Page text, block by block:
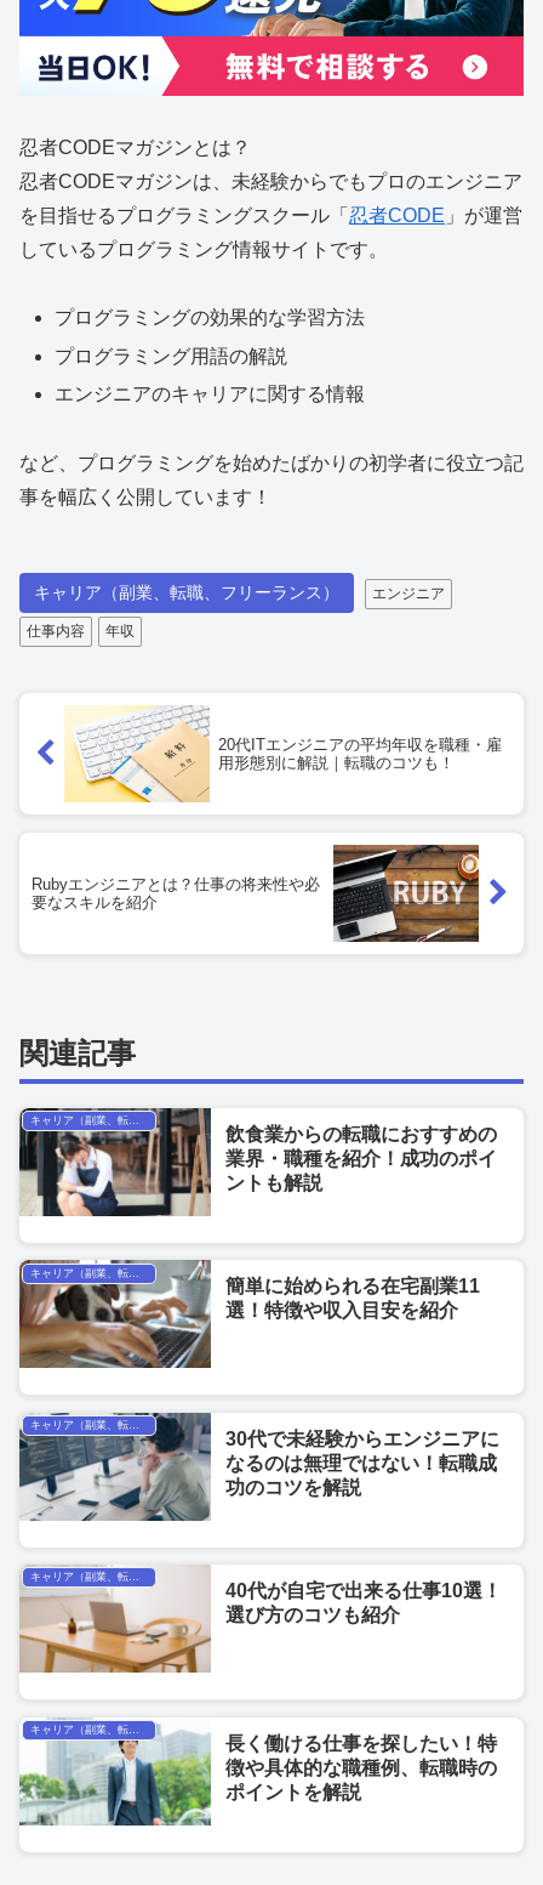
忍者CODEマガジンとは？
忍者CODEマガジンは、 未経験からでもプロのエンジニア
を目指せるプログラミングスクール「 忍者CODE 」が運営
しているプログラミング情報サイトです。
プログラミングの効果的な学習方法
プログラミング用語の解説
エンジニアのキャリアに関する情報
など、プログラミングを始めたばかりの初学者に役立つ記
事を幅広く公開しています！
キャリア（副業、転職、フリーランス） エンジニア
仕事内容 年収
20代ITエンジニアの平均年収を職種・雇
用形態別に解説｜転職のコツも！
Rubyエンジニアとは？仕事の将来性や必
要なスキルを紹介
関連記事
キャリア（副業、転職、フリーランス）
飲食業からの転職におすすめの
業界・職種を紹介！成功のポイ
ントも解説
簡単に始められる在宅副業11
選！特徴や収入目安を紹介
キャリア（副業、転職、フリーランス）
30代で未経験からエンジニアに
なるのは無理ではない！転職成
功のコツを解説
キャリア（副業、転職、フリーランス）
40代が自宅で出来る仕事10選！
選び方のコツも紹介
長く働ける仕事を探したい！特
徴や具体的な職種例、転職時の
ポイントを解説